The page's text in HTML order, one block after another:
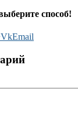
способ!
VkEmail